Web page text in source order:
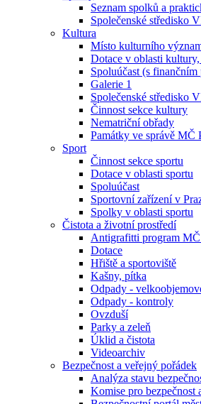
Seznam spolků a
Společenské středisko
Kultura
Místo kulturního
Dotace v oblasti
Spoluúčast (s
Galerie 1
Společenské středisko
Činnost sekce kultury
Nematriční obřady
Památky ve správě MČ
Sport
Činnost sekce sportu
Dotace v oblasti sportu
Spoluúčast
Sportovní zařízení v
Spolky v oblasti sportu
Čistota a životní prostředí
Antigrafitti program MČ
Dotace
Hřiště a sportoviště
Kašny, pítka
Odpady -
Odpady - kontroly
Ovzduší
Parky a zeleň
Úklid a čistota
Videoarchiv
Bezpečnost a veřejný pořádek
Analýza stavu
Komise pro